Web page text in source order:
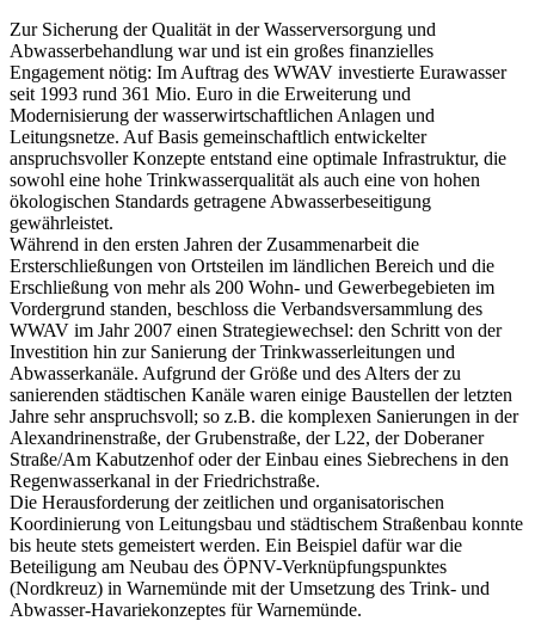
Zur Sicherung der Qualität in der Wasserversorgung und
Abwasserbehandlung war und ist ein großes finanzielles
Engagement nötig: Im Auftrag des WWAV investierte Eurawasser
seit 1993 rund 361 Mio. Euro in die Erweiterung und
Modernisierung der wasserwirtschaftlichen Anlagen und
Leitungsnetze. Auf Basis gemeinschaftlich entwickelter
anspruchsvoller Konzepte entstand eine optimale Infrastruktur, die
sowohl eine hohe Trinkwasserqualität als auch eine von hohen
ökologischen Standards getragene Abwasserbeseitigung
gewährleistet.
Während in den ersten Jahren der Zusammenarbeit die
Ersterschließungen von Ortsteilen im ländlichen Bereich und die
Erschließung von mehr als 200 Wohn- und Gewerbegebieten im
Vordergrund standen, beschloss die Verbandsversammlung des
WWAV im Jahr 2007 einen Strategiewechsel: den Schritt von der
Investition hin zur Sanierung der Trinkwasserleitungen und
Abwasserkanäle. Aufgrund der Größe und des Alters der zu
sanierenden städtischen Kanäle waren einige Baustellen der letzten
Jahre sehr anspruchsvoll; so z.B. die komplexen Sanierungen in der
Alexandrinenstraße, der Grubenstraße, der L22, der Doberaner
Straße/Am Kabutzenhof oder der Einbau eines Siebrechens in den
Regenwasserkanal in der Friedrichstraße.
Die Herausforderung der zeitlichen und organisatorischen
Koordinierung von Leitungsbau und städtischem Straßenbau konnte
bis heute stets gemeistert werden. Ein Beispiel dafür war die
Beteiligung am Neubau des ÖPNV-Verknüpfungspunktes
(Nordkreuz) in Warnemünde mit der Umsetzung des Trink- und
Abwasser-Havariekonzeptes für Warnemünde.